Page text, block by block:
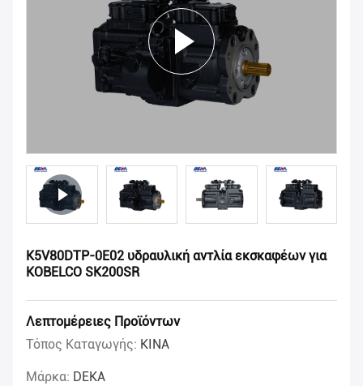
K5V80DTP-0E02 υδραυλική αντλία εκσκαφέων για
KOBELCO SK200SR
Λεπτομέρειες Προϊόντων
Τόπος Καταγωγής: ΚΙΝΑ
Μάρκα: DEKA